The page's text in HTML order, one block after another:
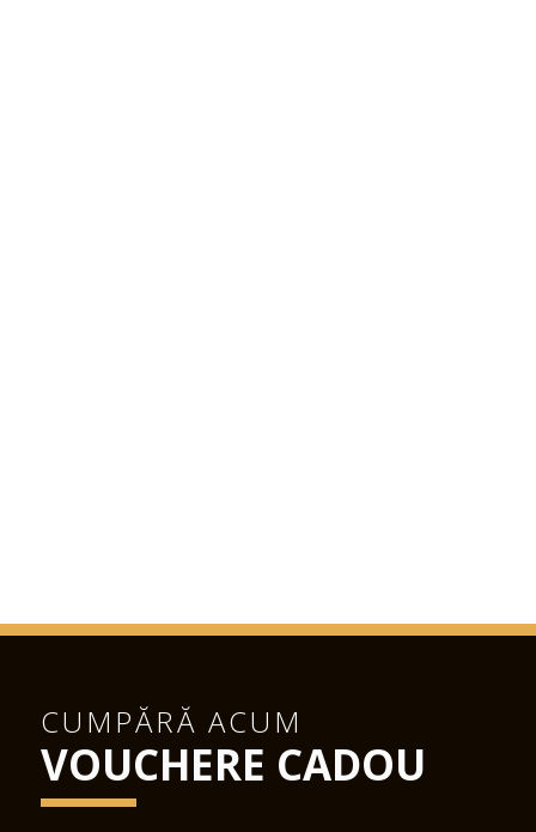
CUMPĂRĂ ACUM
VOUCHERE CADOU